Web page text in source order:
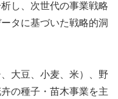
し、次世代の事業戦略
タに基づいた戦略的洞
大豆、小麦、米）、野
の種子・苗木事業を主